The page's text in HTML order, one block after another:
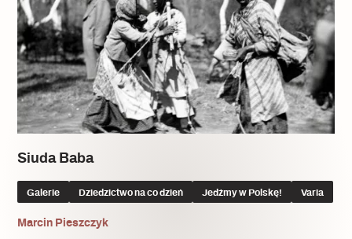
Siuda Baba
Galerie Dziedzictwo na co dzień Jedźmy w Polskę! Varia
Marcin Pieszczyk